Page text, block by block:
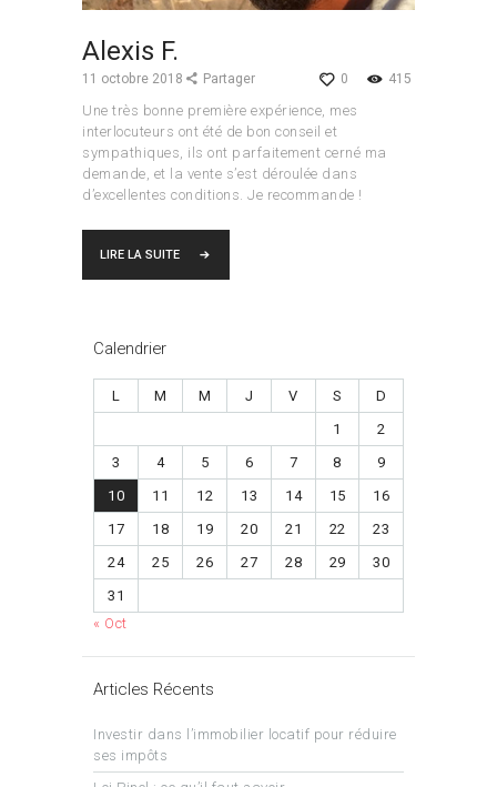
Alexis F.
11 octobre 2018 415
0
Partager
Une très bonne première expérience, mes
interlocuteurs ont été de bon conseil et
sympathiques, ils ont parfaitement cerné ma
demande, et la vente s’est déroulée dans
d’excellentes conditions. Je recommande !
LIRE LA SUITE
Calendrier
L M M J V S
D
1
2
3
4 5 6 7 8
9
10
11 12 13 14 15
16
17
18 19 20 21 22
23
24
25 26 27 28 29
30
31
« Oct
Articles Récents
Investir dans l’immobilier locatif pour réduire
ses impôts